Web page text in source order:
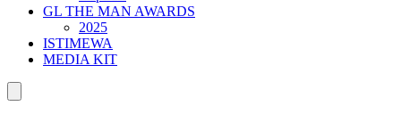
GL THE MAN AWARDS
2025
ISTIMEWA
MEDIA KIT